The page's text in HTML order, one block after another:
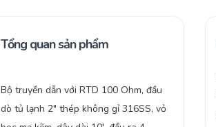
Tổng quan sản phẩm
Bộ truyền dẫn với RTD 100 Ohm, đầu
dò tủ lạnh 2″ thép không gỉ 316SS, vỏ